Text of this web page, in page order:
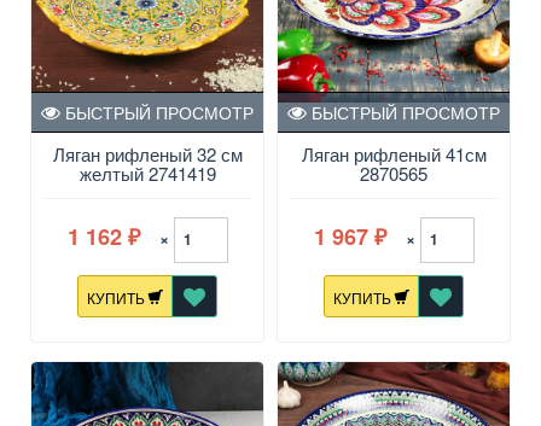
Ляган рифленый 32 см
желтый 2741419
БЫСТРЫЙ ПРОСМОТР
1 162 ₽ ×
КУПИТЬ
Ляган рифленый 41см
2870565
БЫСТРЫЙ ПРОСМОТР
1 967 ₽ ×
КУПИТЬ